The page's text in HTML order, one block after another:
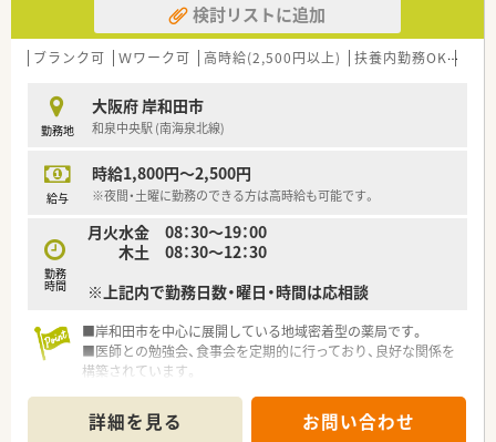
検討リストに追加
ブランク可 Ｗワーク可 高時給(2,500円以上) 扶養内勤務OK
勤務地
大阪府 岸和田市
和泉中央駅 (南海泉北線)
給与
時給1,800円～2,500円
※夜間・土曜に勤務のできる方は高時給も可能です。
勤務
時間
月火水金 08：30～19：00
木土 08：30～12：30
※上記内で勤務日数・曜日・時間は応相談
■岸和田市を中心に展開している地域密着型の薬局です。
■医師との勉強会、食事会を定期的に行っており、良好な関係を
構築されています。
だけます。
■独立開業支援も行っていらっしゃいます。
詳細を見る お問い合わせ